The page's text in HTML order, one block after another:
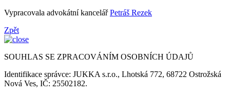
Vypracovala advokátní kancelářPetráš Rezek
Zpět
SOUHLAS SE ZPRACOVÁNÍM OSOBNÍCH ÚDAJŮ
Identifikace správce: JUKKA s.r.o., Lhotská 772, 68722 Ostrožská
Nová Ves, IČ: 25502182.